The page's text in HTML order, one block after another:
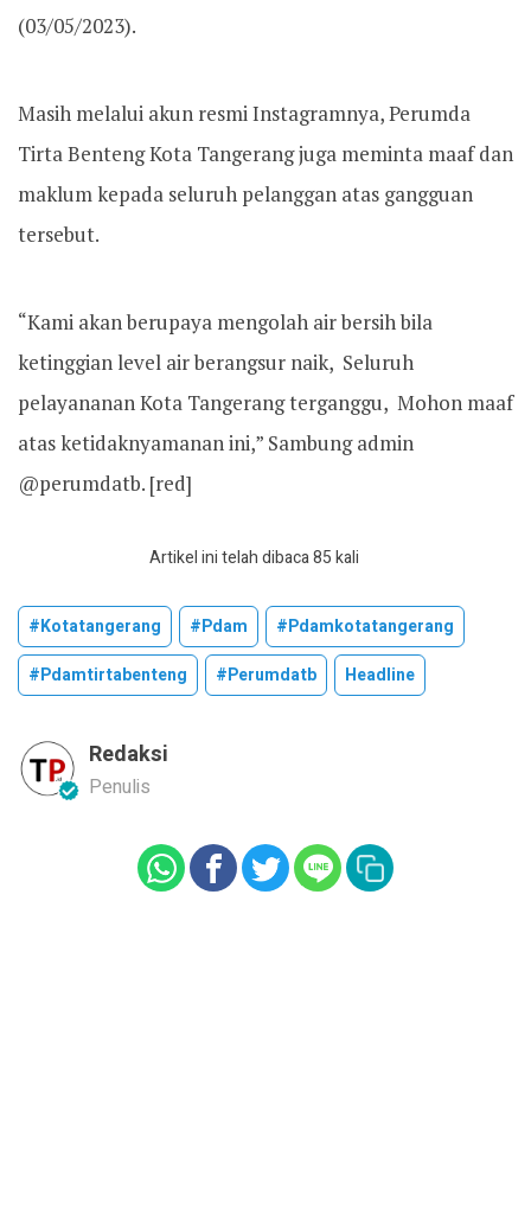
(03/05/2023).
Masih melalui akun resmi Instagramnya, Perumda
Tirta Benteng Kota Tangerang juga meminta maaf dan
maklum kepada seluruh pelanggan atas gangguan
tersebut.
“Kami akan berupaya mengolah air bersih bila
ketinggian level air berangsur naik, Seluruh
pelayananan Kota Tangerang terganggu, Mohon maaf
atas ketidaknyamanan ini,” Sambung admin
@perumdatb. [red]
Artikel ini telah dibaca 85 kali
#kotatangerang #pdam
#pdamkotatangerang
#pdamtirtabenteng
#perumdatb Headline
Redaksi
Penulis